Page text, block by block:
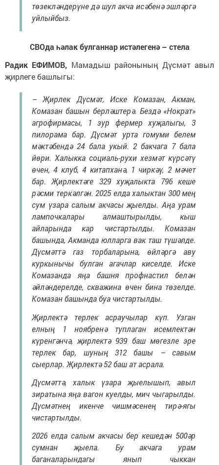
төзекләндерүне дә шул акча исәбенә эшләргә
уйлыйбыз.
СВОда һәлак булганнар истәлегенә – стела
Радик ЕФИМОВ, Мамадыш районының Дүсмәт авыл
җирлеге башлыгы:
– Җирлек Дүсмәт, Иске Комазан, Акман,
Комазан башын берләштерә. Бездә «Нократ»
агрофирмасы, 1 зур фермер хуҗалыгы, 3
пилорама бар. Дүсмәт урта гомуми белем
мәктәбендә 24 бала укый. 2 бакчага 7 бала
йөри. Халыкка социаль-рухи хезмәт күрсәтү
өчен, 4 клуб, 4 китапханә, 1 чиркәү, 2 мәчет
бар. Җирлектәге 329 хуҗалыкта 796 кеше
рәсми теркәлгән. 2025 елда халыктан 300 мең
сум үзара салым акчасы җыелды. Аңа урам
лампочкалары алмаштырылды, кыш
айларында кар чистартылды. Комазан
башында, Акманда юлларга вак таш түшәлде.
Дүсмәттә газ торбаларына, өйләргә аву
куркынычы булган агачлар киселде. Иске
Комазанда яңа башня профнастил белән
әйләндерелде, скважина өчен бина төзелде.
Комазан башында буа чистартылды.
Җирлектә терлек асраучылар күп. Узган
елның 1 ноябренә туплаган исемлектән
күренгәнчә, җирлектә 939 баш мөгезле эре
терлек бар, шуның 312 башы – савым
сыерлар. Җирлектә 52 баш ат асрала.
Дүсмәттә, халык үзара җыелышып, авыл
зиратына яңа вагон куелды, мич чыгарылды.
Дүсмәтнең икенче чишмәсенең тирә-ягы
чистартылды.
2026 елда салым акчасы бер кешедән 500әр
сумнан җыела. Бу акчага урам
баганаларындагы янып чыккан